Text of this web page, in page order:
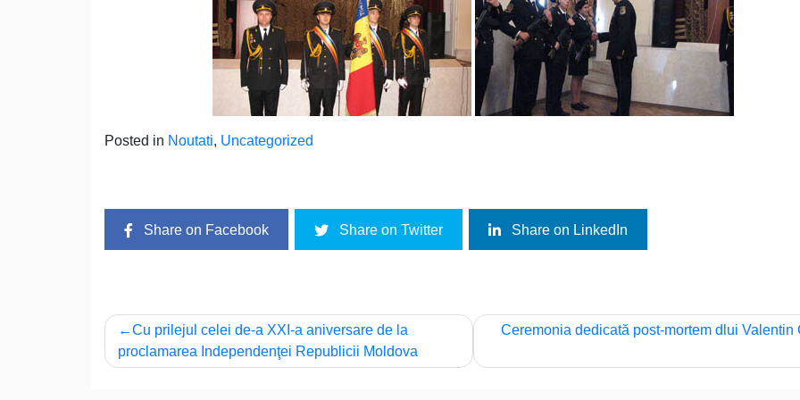
Posted in Noutati, Uncategorized
Share on Facebook Share on Twitter Share on LinkedIn
Navigare
în
Cu prilejul celei de-a XXI-a aniversare de la
proclamarea Independenţei Republicii Moldova
Ceremonia dedicată post-mortem dlui Valentin